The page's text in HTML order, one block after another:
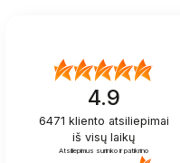
4.9
6471 kliento atsiliepimai
iš visų laikų
Atsiliepimus surinko ir patikrino